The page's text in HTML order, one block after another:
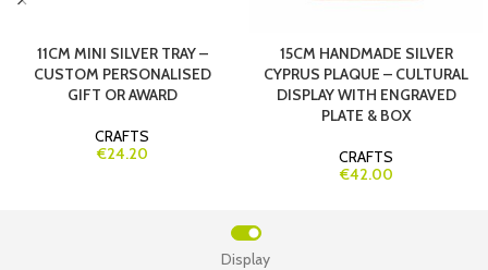
11CM MINI SILVER TRAY –
CUSTOM PERSONALISED
GIFT OR AWARD
CRAFTS
€24.20
15CM HANDMADE SILVER
CYPRUS PLAQUE – CULTURAL
DISPLAY WITH ENGRAVED
PLATE & BOX
CRAFTS
€42.00
Display